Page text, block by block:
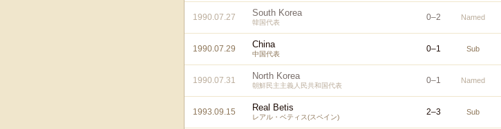
1990.07.27 South Korea
韓国代表
0–2 Named
1990.07.29 China
中国代表
0–1 Sub
1990.07.31 North Korea
朝鮮民主主義人民共和国代表
0–1 Named
1993.09.15 Real Betis
レアル・ベティス(スペイン)
2–3 Sub